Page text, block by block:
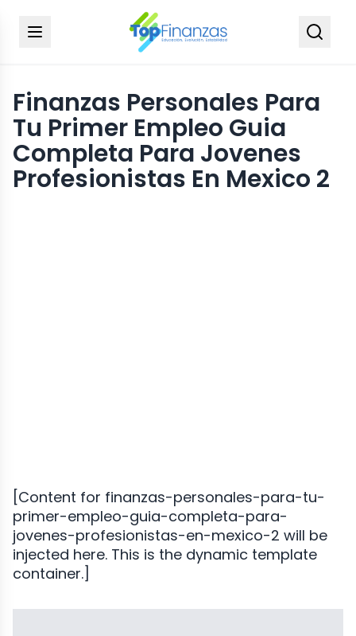
Finanzas Personales Para
Tu Primer Empleo Guia
Completa Para Jovenes
Profesionistas En Mexico 2
[Content for finanzas-personales-para-tu-
primer-empleo-guia-completa-para-
jovenes-profesionistas-en-mexico-2 will be
injected here. This is the dynamic template
container.]